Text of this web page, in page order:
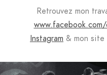
Retrouvez mon
Instagram & mon site